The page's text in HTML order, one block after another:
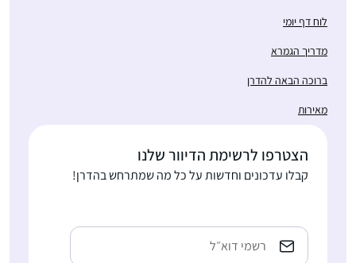
לוח דף יומי
מדריך הגמרא
ברוכה הבאה להדרן
מאירות
הצטרפו לרשימת הדיוור שלנו
קבלו עדכונים וחדשות על כל מה שמתרחש בהדרן!
כתובת
אימייל